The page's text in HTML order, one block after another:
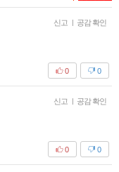
신고 | 공감 확인
0
0
신고 | 공감 확인
0
0